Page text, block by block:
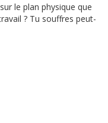
le plan physique que
? Tu souffres peut-